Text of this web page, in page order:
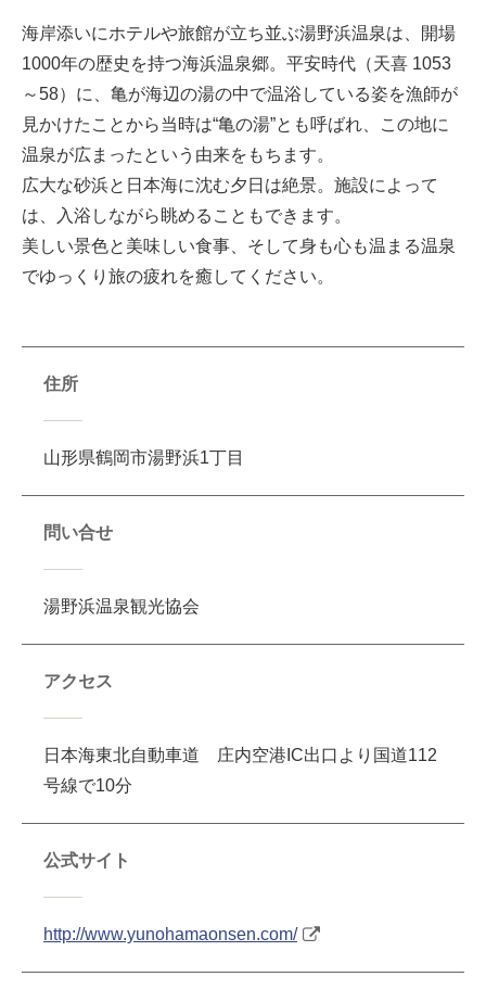
海岸添いにホテルや旅館が立ち並ぶ湯野浜温泉は、開場
1000年の歴史を持つ海浜温泉郷。平安時代（天喜 1053
～58）に、亀が海辺の湯の中で温浴している姿を漁師が
見かけたことから当時は“亀の湯”とも呼ばれ、この地に
温泉が広まったという由来をもちます。
広大な砂浜と日本海に沈む夕日は絶景。施設によって
は、入浴しながら眺めることもできます。
美しい景色と美味しい食事、そして身も心も温まる温泉
でゆっくり旅の疲れを癒してください。
住所
山形県鶴岡市湯野浜1丁目
問い合せ
湯野浜温泉観光協会
アクセス
日本海東北自動車道 庄内空港IC出口より国道112
号線で10分
公式サイト
http://www.yunohamaonsen.com/